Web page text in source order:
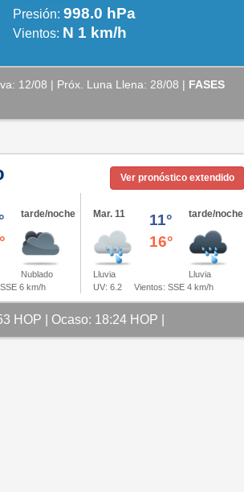
Presión: 998.0 hPa
Vientos: N 1 km/h
12/08 | Próx. Luna Llena: 28/08 | FASES
Ver pronóstico extendido
tarde/noche
Nublado
6 km/h
Mar. 11
Lluvia
11°
16°
tarde/noche
Lluvia
UV: 6.2
Vientos: SSE 4 km/h
HOP | Ocaso: 18:24 HOP |